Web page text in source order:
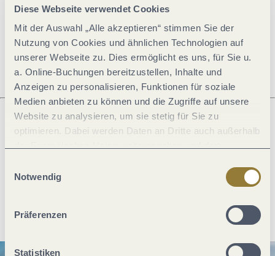
Diese Webseite verwendet Cookies
Mit der Auswahl „Alle akzeptieren“ stimmen Sie der
Nutzung von Cookies und ähnlichen Technologien auf
unserer Webseite zu. Dies ermöglicht es uns, für Sie u.
a. Online-Buchungen bereitzustellen, Inhalte und
Anzeigen zu personalisieren, Funktionen für soziale
Medien anbieten zu können und die Zugriffe auf unsere
Website zu analysieren, um sie stetig für Sie zu
optimieren. Dabei werden Daten an Dritte auch außerhalb
jederzeit widerrufen werden. Mit der Auswahl "Alle
ablehnen" kann es zu Beeinträchtigungen in der Nutzung
Notwendig
Präferenzen
Statistiken
Öffnungszeiten
PDF erzeugen